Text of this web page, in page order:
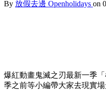
By 放假去邊 Openholidays on
爆紅動畫鬼滅之刃最新一季
季之前等小編帶大家去現實場